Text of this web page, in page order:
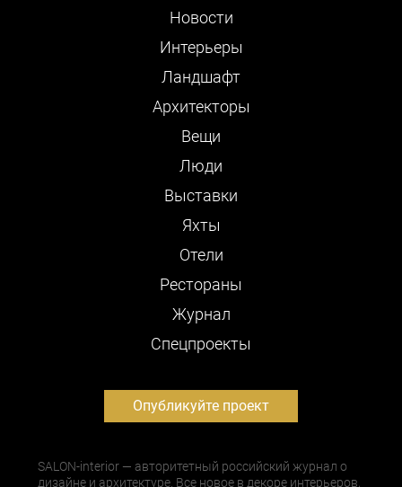
Новости
Интерьеры
Ландшафт
Архитекторы
Вещи
Люди
Выставки
Яхты
Отели
Рестораны
Журнал
Cпецпроекты
Опубликуйте проект
SALON-interior — авторитетный российский журнал о
дизайне и архитектуре. Все новое в декоре интерьеров,